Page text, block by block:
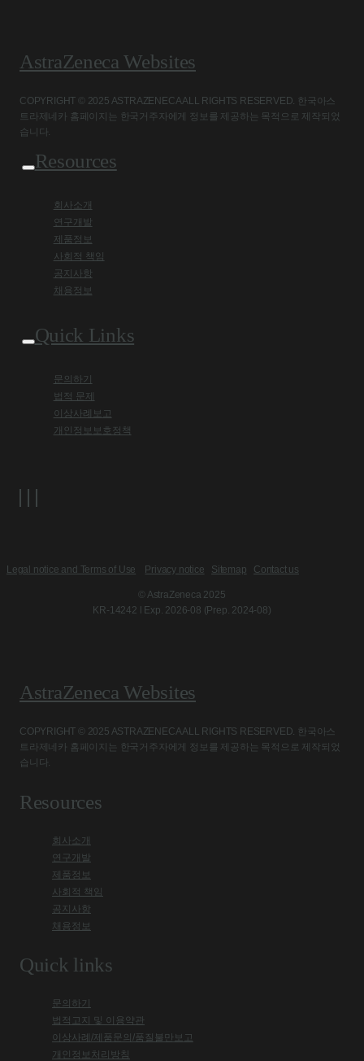
AstraZeneca Websites
COPYRIGHT © 2025 ASTRAZENECA ALL RIGHTS RESERVED. 한국아스
트라제네카 홈페이지는 한국거주자에게 정보를 제공하는 목적으로 제작되었
습니다.
Resources
회사소개
연구개발
제품정보
사회적 책임
공지사항
채용정보
Quick Links
문의하기
법적 문제
이상사례보고
개인정보보호정책
Legal notice and Terms of Use Privacy notice Sitemap Contact us
© AstraZeneca 2025
KR-14242 l Exp. 2026-08 (Prep. 2024-08)
AstraZeneca Websites
COPYRIGHT © 2025 ASTRAZENECA ALL RIGHTS RESERVED. 한국아스
트라제네카 홈페이지는 한국거주자에게 정보를 제공하는 목적으로 제작되었
습니다.
Resources
회사소개
연구개발
제품정보
사회적 책임
공지사항
채용정보
Quick links
문의하기
법적고지 및 이용약관
이상사례/제품문의/품질불만보고
개인정보처리방침